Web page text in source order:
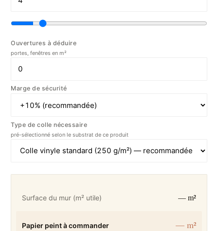
Ouvertures à déduire
portes, fenêtres en m²
Marge de sécurité
Type de colle nécessaire
pré-sélectionné selon le substrat de ce produit
Surface du mur (m² utile) — m²
Papier peint à commander — m²